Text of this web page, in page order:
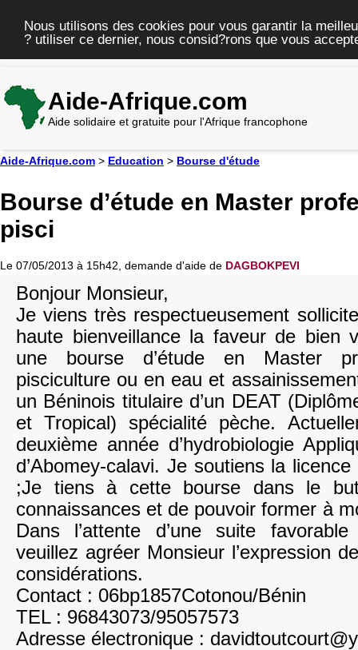
Nous utilisons des cookies pour vous garantir la
? utiliser ce dernier, nous consid?rons que vous
Aide-Afrique.com
Aide solidaire et gratuite pour l'Afrique francophone
Aide-Afrique.com > Education > Bourse d'étude
Bourse d’étude en Master
pisci
Le 07/05/2013 à 15h42, demande d'aide de DAGBOKPEVI
Bonjour Monsieur,
Je viens très respectueusement
haute bienveillance la faveur de bien
une bourse d’étude en Master
pisciculture ou en eau et
un Béninois titulaire d’un DEAT
et Tropical) spécialité pèche.
deuxième année d’hydrobiologie
d’Abomey-calavi. Je soutiens la licence
;Je tiens à cette bourse dans le but
connaissances et de pouvoir former à
Dans l’attente d’une suite
veuillez agréer Monsieur l’expression
considérations.
Contact : 06bp1857Cotonou/Bénin
TEL : 96843073/95057573
Adresse électronique :